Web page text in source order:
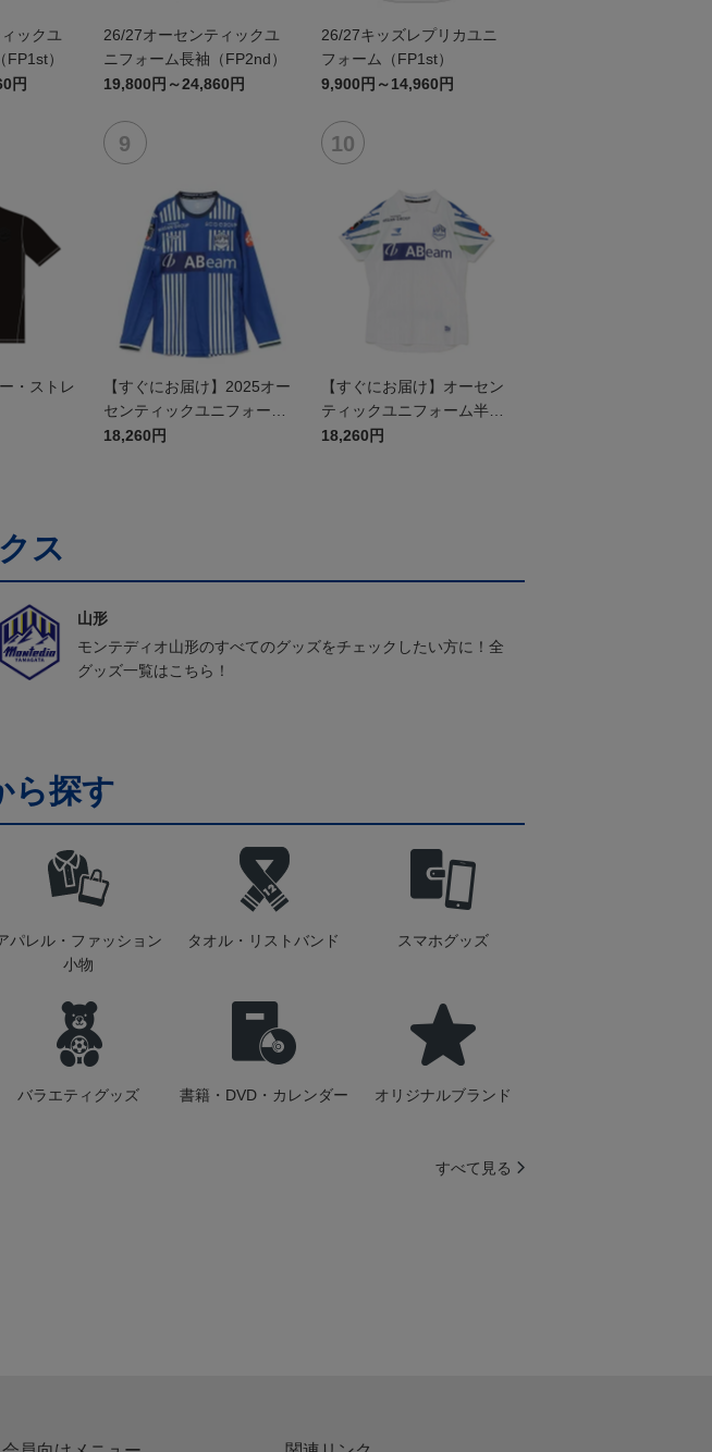
ックユ
）
円
26/27オーセンティックユ
ニフォーム長袖（FP2nd）
19,800円～24,860円
26/27キッズレプリカユニ
フォーム（FP1st）
9,900円～14,960円
・ストレ
【すぐにお届け】2025オー
センティックユニフォーム
FP1st（長袖）
18,260円
【すぐにお届け】オーセン
ティックユニフォーム半袖
（2026百年構想リーグ）F
18,260円
ス
山形
モンテディオ山形のすべてのグッズをチェックしたい方に！全
グッズ一覧はこちら！
ら探す
パレル・ファッション
小物
タオル・リストバンド スマホグッズ
バラエティグッズ 書籍・DVD・カレンダー オリジナルブランド
すべて見る